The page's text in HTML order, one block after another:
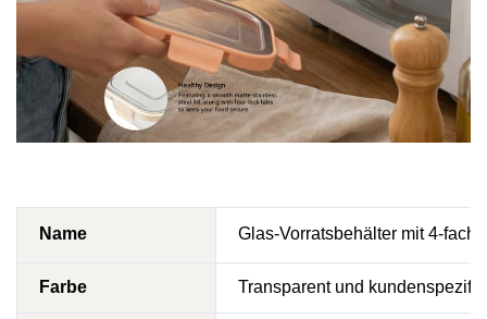
Name Glas-Vorratsbehälter mit 4-fach
Farbe Transparent und